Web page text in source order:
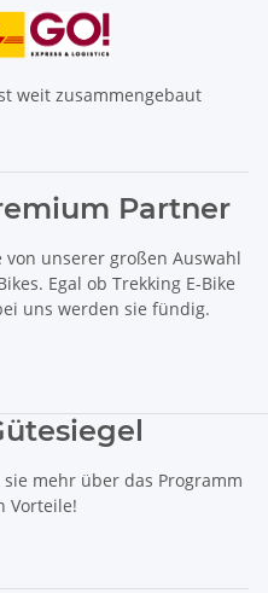
weit zusammengebaut
Partner
von unserer großen Auswahl
Egal ob Trekking E-Bike
uns werden sie fündig.
mehr über das Programm
Vorteile!